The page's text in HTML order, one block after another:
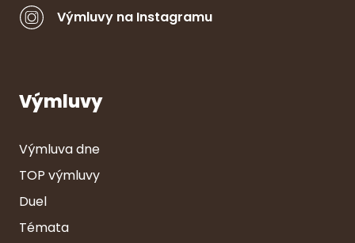
Výmluvy na Instagramu
Výmluvy
Výmluva dne
TOP výmluvy
Duel
Témata